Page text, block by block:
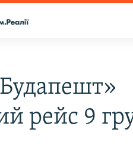
рейс 9